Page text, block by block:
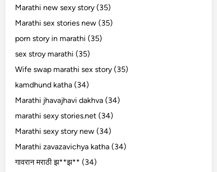
Marathi new sexy story (35)
Marathi sex stories new (35)
porn story in marathi (35)
sex stroy marathi (35)
Wife swap marathi sex story (35)
kamdhund katha (34)
Marathi jhavajhavi dakhva (34)
marathi sexy stories.net (34)
Marathi sexy story new (34)
Marathi zavazavichya katha (34)
गावरान मराठी झ**झ** (34)